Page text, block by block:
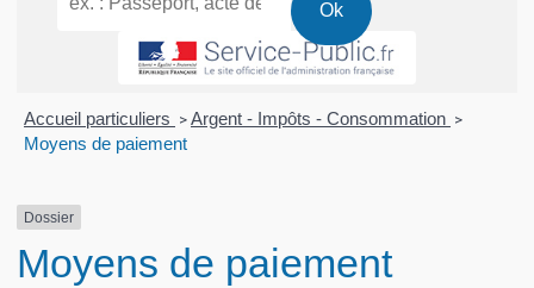
Accueil particuliers > Argent - Impôts - Consommation >
Moyens de paiement
Dossier
Moyens de paiement